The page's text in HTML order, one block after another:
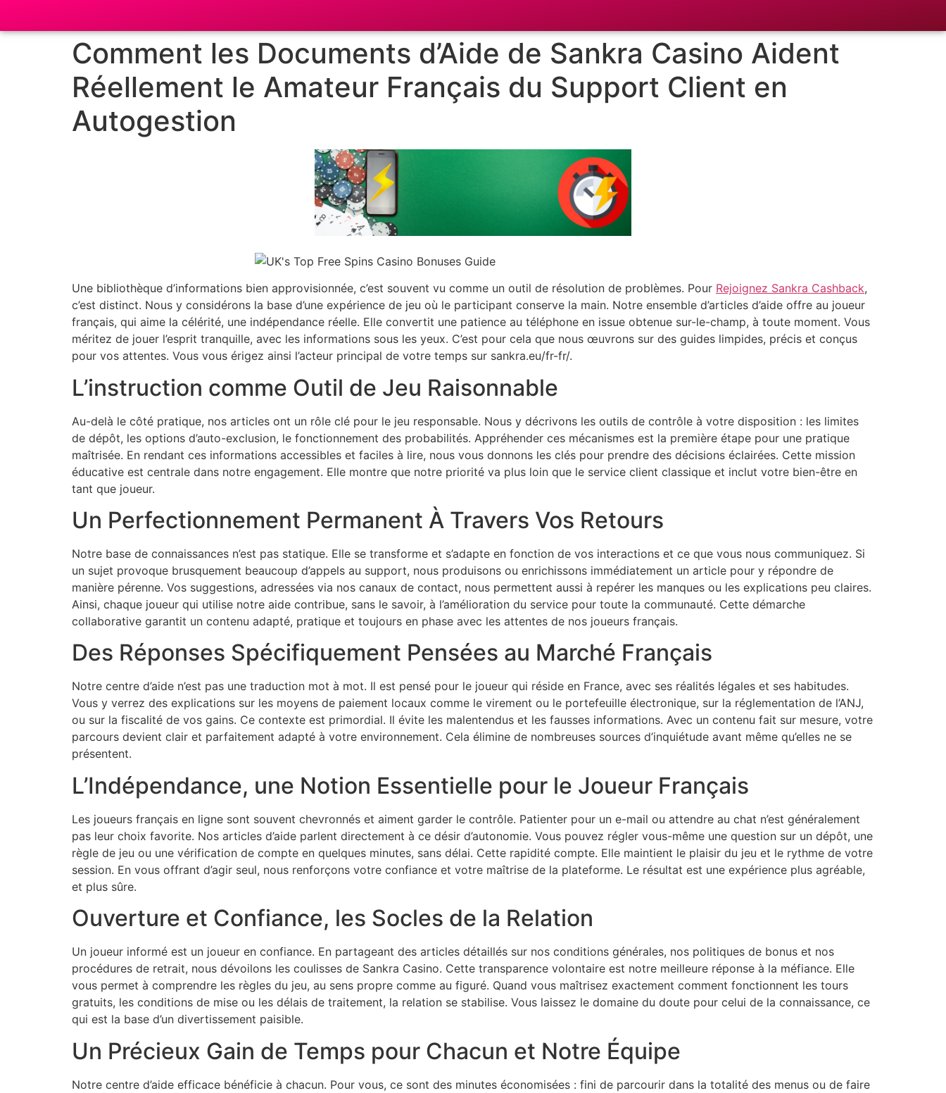
Comment les Documents d’Aide de Sankra Casino Aident
Réellement le Amateur Français du Support Client en
Autogestion
Une bibliothèque d’informations bien approvisionnée, c’est souvent vu comme un outil de résolution de problèmes. Pour Rejoignez Sankra Cashback,
c’est distinct. Nous y considérons la base d’une expérience de jeu où le participant conserve la main. Notre ensemble d’articles d’aide offre au joueur
français, qui aime la célérité, une indépendance réelle. Elle convertit une patience au téléphone en issue obtenue sur-le-champ, à toute moment. Vous
méritez de jouer l’esprit tranquille, avec les informations sous les yeux. C’est pour cela que nous œuvrons sur des guides limpides, précis et conçus
pour vos attentes. Vous vous érigez ainsi l’acteur principal de votre temps sur sankra.eu/fr-fr/.
L’instruction comme Outil de Jeu Raisonnable
Au-delà le côté pratique, nos articles ont un rôle clé pour le jeu responsable. Nous y décrivons les outils de contrôle à votre disposition : les limites
de dépôt, les options d’auto-exclusion, le fonctionnement des probabilités. Appréhender ces mécanismes est la première étape pour une pratique
maîtrisée. En rendant ces informations accessibles et faciles à lire, nous vous donnons les clés pour prendre des décisions éclairées. Cette mission
éducative est centrale dans notre engagement. Elle montre que notre priorité va plus loin que le service client classique et inclut votre bien-être en
tant que joueur.
Un Perfectionnement Permanent À Travers Vos Retours
Notre base de connaissances n’est pas statique. Elle se transforme et s’adapte en fonction de vos interactions et ce que vous nous communiquez. Si
un sujet provoque brusquement beaucoup d’appels au support, nous produisons ou enrichissons immédiatement un article pour y répondre de
manière pérenne. Vos suggestions, adressées via nos canaux de contact, nous permettent aussi à repérer les manques ou les explications peu claires.
Ainsi, chaque joueur qui utilise notre aide contribue, sans le savoir, à l’amélioration du service pour toute la communauté. Cette démarche
collaborative garantit un contenu adapté, pratique et toujours en phase avec les attentes de nos joueurs français.
Des Réponses Spécifiquement Pensées au Marché Français
Notre centre d’aide n’est pas une traduction mot à mot. Il est pensé pour le joueur qui réside en France, avec ses réalités légales et ses habitudes.
Vous y verrez des explications sur les moyens de paiement locaux comme le virement ou le portefeuille électronique, sur la réglementation de l’ANJ,
ou sur la fiscalité de vos gains. Ce contexte est primordial. Il évite les malentendus et les fausses informations. Avec un contenu fait sur mesure, votre
parcours devient clair et parfaitement adapté à votre environnement. Cela élimine de nombreuses sources d’inquiétude avant même qu’elles ne se
présentent.
L’Indépendance, une Notion Essentielle pour le Joueur Français
Les joueurs français en ligne sont souvent chevronnés et aiment garder le contrôle. Patienter pour un e-mail ou attendre au chat n’est généralement
pas leur choix favorite. Nos articles d’aide parlent directement à ce désir d’autonomie. Vous pouvez régler vous-même une question sur un dépôt, une
règle de jeu ou une vérification de compte en quelques minutes, sans délai. Cette rapidité compte. Elle maintient le plaisir du jeu et le rythme de votre
session. En vous offrant d’agir seul, nous renforçons votre confiance et votre maîtrise de la plateforme. Le résultat est une expérience plus agréable,
et plus sûre.
Ouverture et Confiance, les Socles de la Relation
Un joueur informé est un joueur en confiance. En partageant des articles détaillés sur nos conditions générales, nos politiques de bonus et nos
procédures de retrait, nous dévoilons les coulisses de Sankra Casino. Cette transparence volontaire est notre meilleure réponse à la méfiance. Elle
vous permet à comprendre les règles du jeu, au sens propre comme au figuré. Quand vous maîtrisez exactement comment fonctionnent les tours
gratuits, les conditions de mise ou les délais de traitement, la relation se stabilise. Vous laissez le domaine du doute pour celui de la connaissance, ce
qui est la base d’un divertissement paisible.
Un Précieux Gain de Temps pour Chacun et Notre Équipe
Notre centre d’aide efficace bénéficie à chacun. Pour vous, ce sont des minutes économisées : fini de parcourir dans la totalité des menus ou de faire